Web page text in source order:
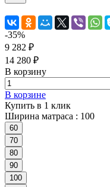
-35%
9 282 ₽
14 280 ₽
В корзину
В корзине
Купить в 1 клик
Ширина матраса : 100
60
70
80
90
100